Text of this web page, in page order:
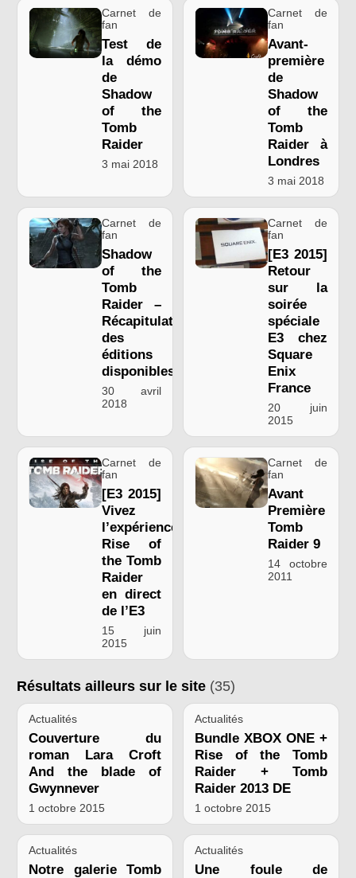
Carnet de
fan
Test de
la démo
de
Shadow
of the
Tomb
Raider
3 mai 2018
Carnet de
fan
Avant-
première
de
Shadow
of the
Tomb
Raider à
Londres
3 mai 2018
Carnet de
fan
Shadow
of the
Tomb
Raider –
Récapitulatif
des
éditions
disponibles
30 avril
2018
Carnet de
fan
[E3 2015]
Retour
sur la
soirée
spéciale
E3 chez
Square
Enix
France
20 juin
2015
Carnet de
fan
[E3 2015]
Vivez
l’expérience
Rise of
the Tomb
Raider
en direct
de l’E3
15 juin
2015
Carnet de
fan
Avant
Première
Tomb
Raider 9
14 octobre
2011
Résultats ailleurs sur le site (35)
Actualités
Couverture du
roman Lara Croft
And the blade of
Gwynnever
1 octobre 2015
Actualités
Bundle XBOX ONE +
Rise of the Tomb
Raider + Tomb
Raider 2013 DE
1 octobre 2015
Actualités
Notre galerie Tomb
Actualités
Une foule de